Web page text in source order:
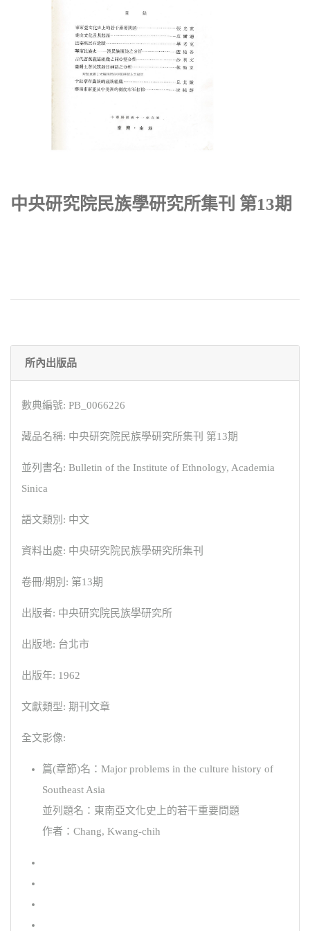
中央研究院民族學研究所集刊 第13期
所內出版品
數典編號: PB_0066226
藏品名稱: 中央研究院民族學研究所集刊 第13期
並列書名: Bulletin of the Institute of Ethnology, Academia
Sinica
語文類別: 中文
資料出處: 中央研究院民族學研究所集刊
卷冊/期別: 第13期
出版者: 中央研究院民族學研究所
出版地: 台北市
出版年: 1962
文獻類型: 期刊文章
全文影像:
篇(章節)名：Major problems in the culture history of
Southeast Asia
並列題名：東南亞文化史上的若干重要問題
作者：Chang, Kwang-chih